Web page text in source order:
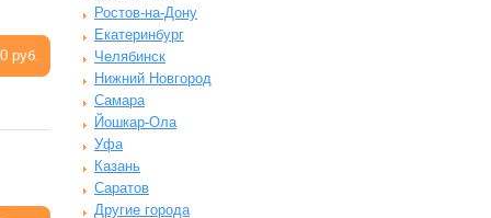
руб.
Ростов-на-Дону
Екатеринбург
Челябинск
Нижний Новгород
Самара
Йошкар-Ола
Уфа
Казань
Саратов
Другие города